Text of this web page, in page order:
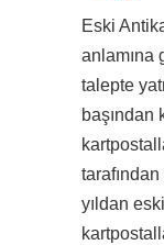
Eski
anlamına
talepte
başından
yıldan